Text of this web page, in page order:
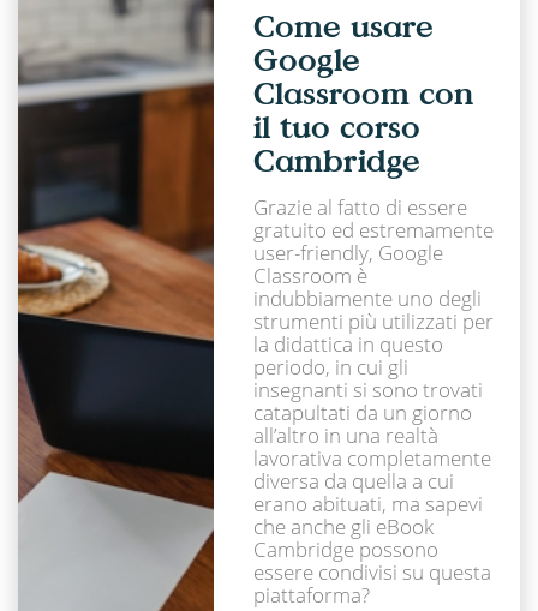
Come usare
Google
Classroom con
il tuo corso
Cambridge
Grazie al fatto di essere
gratuito ed estremamente
user-friendly, Google
Classroom è
indubbiamente uno degli
strumenti più utilizzati per
la didattica in questo
periodo, in cui gli
insegnanti si sono trovati
catapultati da un giorno
all’altro in una realtà
lavorativa completamente
diversa da quella a cui
erano abituati, ma sapevi
che anche gli eBook
Cambridge possono
essere condivisi su questa
piattaforma?